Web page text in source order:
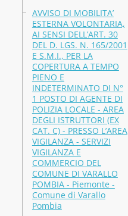
AVVISO DI MOBILITA’
ESTERNA VOLONTARIA,
AI SENSI DELL’ART. 30
DEL D. LGS. N. 165/2001
E S.M.I., PER LA
COPERTURA A TEMPO
PIENO E
INDETERMINATO DI N°
1 POSTO DI AGENTE DI
POLIZIA LOCALE - AREA
DEGLI ISTRUTTORI (EX
CAT. C) - PRESSO L’AREA
VIGILANZA - SERVIZI
VIGILANZA E
COMMERCIO DEL
COMUNE DI VARALLO
POMBIA - Piemonte -
Comune di Varallo
Pombia